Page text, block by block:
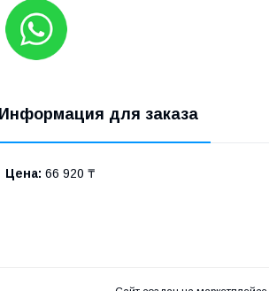
Информация для заказа
Цена: 66 920 ₸